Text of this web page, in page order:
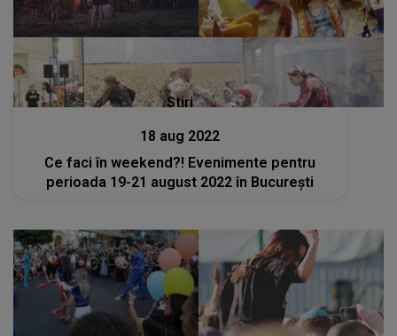
Stiri
18 aug 2022
Ce faci în weekend?! Evenimente pentru
perioada 19-21 august 2022 în București